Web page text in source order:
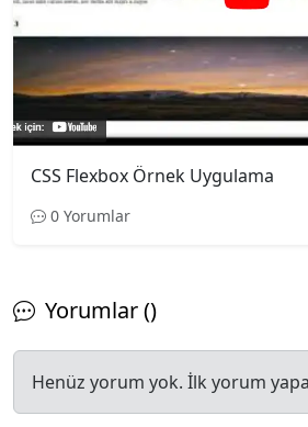
CSS Flexbox Örnek Uygulama
0 Yorumlar
Yorumlar ()
Henüz yorum yok. İlk yorum